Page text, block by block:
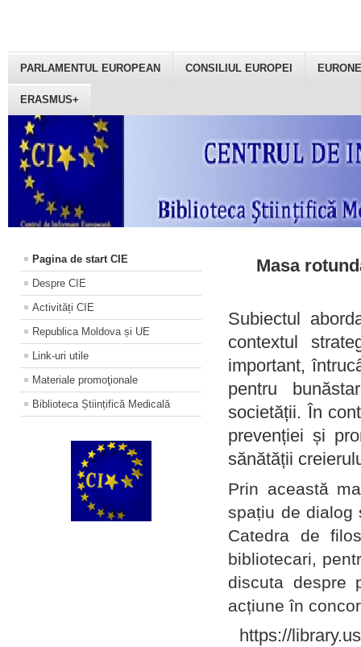
PARLAMENTUL EUROPEAN CONSILIUL EUROPEI
ERASMUS+
Pagina de start CIE
Despre CIE
Activități CIE
Republica Moldova și UE
Link-uri utile
Materiale promoţionale
Biblioteca Științifică Medicală
Masa
Subiectul
contextul
important,
pentru
societății. În
prevenției și
sănătății
Prin această
spațiu de dialog
Catedra de
bibliotecari,
discuta despre
acțiune în
https://